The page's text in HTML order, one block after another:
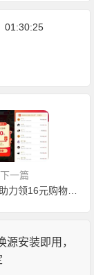
01:30:25
下一篇
淘宝邀好友助力领16元购物红包 满16.1可用
源安装即用，